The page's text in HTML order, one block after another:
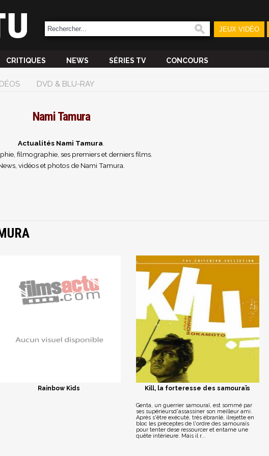
JEUX VIDÉO
CRITIQUES NEWS SÉRIES TV CONCOURS
DVD & BLU-RAY
Nami Tamura
Actualités Nami Tamura
filmographie, ses premiers et derniers films.
vidéos et photos de Nami Tamura.
Rainbow Kids Kill, la forteresse des samouraïs
Genta, un guerrier samouraï, est sommé par
ses supérieursd'assassiner son meilleur ami.
Après s'être exécuté, très ébranlé, ilrejette en
bloc les préceptes de l'ordre des samouraïs
pour tenter dese ressourcer et entame une
quête intérieure. Mais il r...